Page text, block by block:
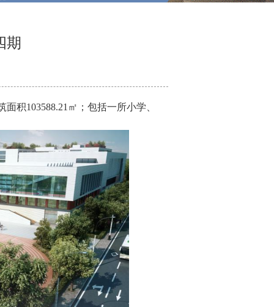
期
面积103588.21㎡；包括一所小学、